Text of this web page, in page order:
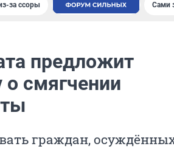
за ссоры Сами
предложит
о смягчении
граждан,